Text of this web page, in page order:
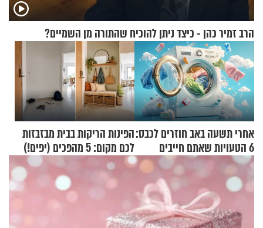
הרב זמיר כהן - כיצד ניתן להוכיח שהתורה מן השמיים?
אחרי תשעה באב חוזרים לכבס:
6 הטעויות שאתם חייבים
להפסיק לעשות
הפינות הריקות בבית מבזבזות
לכם מקום: 5 מהפכים (יפים!)
שאפשר לעשות כבר היום